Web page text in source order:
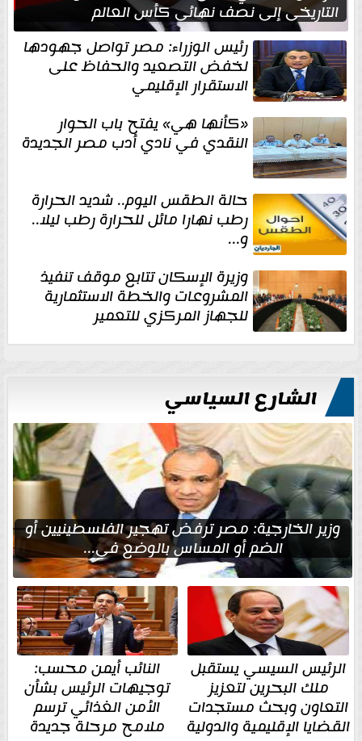
التاريخي إلى نصف نهائي كأس العالم
رئيس الوزراء: مصر تواصل جهودها
لخفض التصعيد والحفاظ على
الاستقرار الإقليمي
«كأنها هي» يفتح باب الحوار
النقدي في نادي أدب مصر الجديدة
حالة الطقس اليوم.. شديد الحرارة
رطب نهارا مائل للحرارة رطب ليلا..
و...
وزيرة الإسكان تتابع موقف تنفيذ
المشروعات والخطة الاستثمارية
للجهاز المركزي للتعمير
الشارع السياسي
وزير الخارجية: مصر ترفض تهجير الفلسطينيين أو
الضم أو المساس بالوضع في...
الرئيس السيسي يستقبل
ملك البحرين لتعزيز
التعاون وبحث مستجدات
القضايا الإقليمية والدولية
النائب أيمن محسب:
توجيهات الرئيس بشأن
الأمن الغذائي ترسم
ملامح مرحلة جديدة